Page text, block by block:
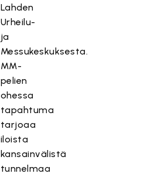
Lahden
Urheilu-
ja
Messukeskuksesta.
MM-
pelien
ohessa
tapahtuma
tarjoaa
iloista
kansainvälistä
tunnelmaa